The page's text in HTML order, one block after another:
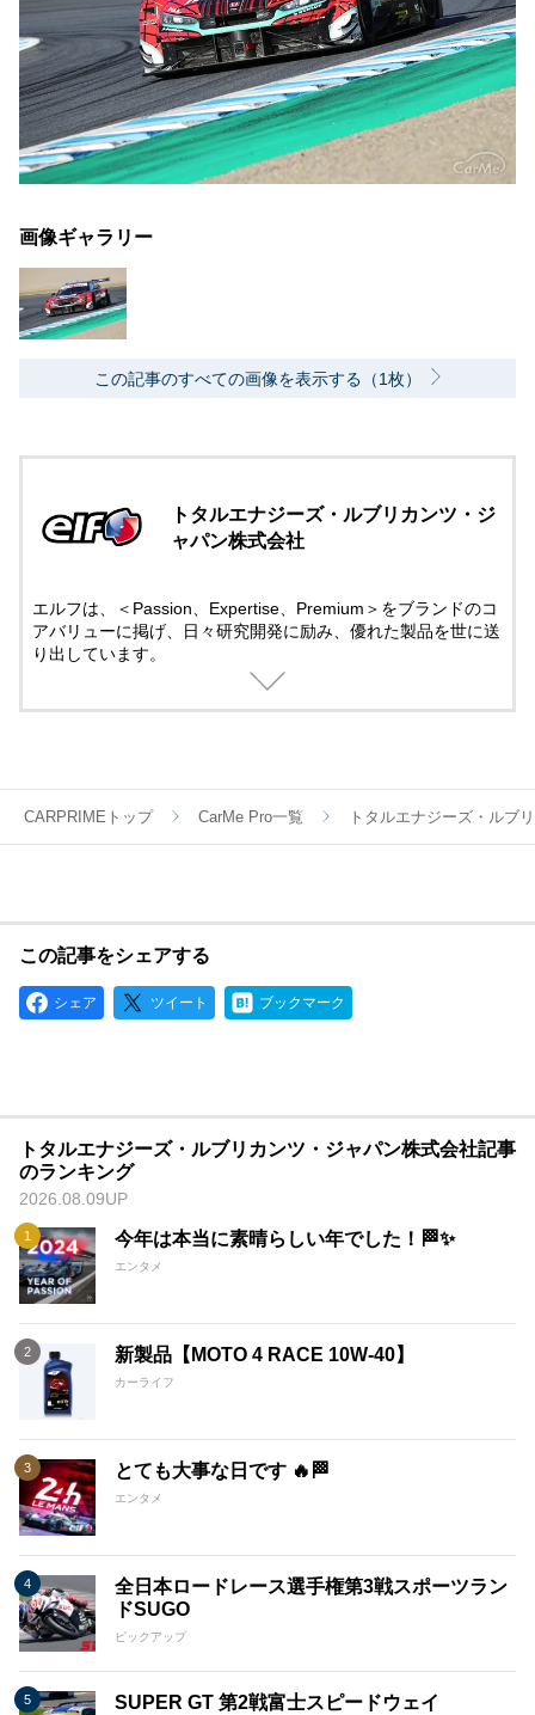
画像ギャラリー
この記事のすべての画像を表示する（1枚）
トタルエナジーズ・ルブリカンツ・ジ
ャパン株式会社
エルフは、＜Passion、Expertise、Premium＞をブランドのコ
アバリューに掲げ、日々研究開発に励み、優れた製品を世に送
り出しています。
モータースポーツには50年以上にも及び先進テクノロジーでサ
ブランドとして、エルフの製品は世界中のお客様から信頼され
ています。
CARPRIMEトップ CarMe Pro一覧 トタルエナジーズ・ルブ
この記事をシェアする
シェア ツイート ブックマーク
トタルエナジーズ・ルブリカンツ・ジャパン株式会社記事
のランキング
2026.08.09UP
今年は本当に素晴らしい年でした！🏁✨
エンタメ
新製品【MOTO 4 RACE 10W-40】
カーライフ
とても大事な日です 🔥🏁
エンタメ
全日本ロードレース選手権第3戦スポーツラン
ドSUGO
ピックアップ
SUPER GT 第2戦富士スピードウェイ